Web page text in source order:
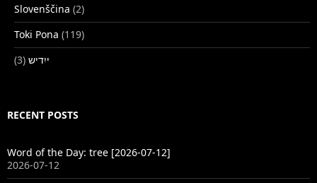
Slovenščina (2)
Toki Pona (119)
ייִדיש (3)
RECENT POSTS
Word of the Day: tree [2026-07-12]
2026-07-12